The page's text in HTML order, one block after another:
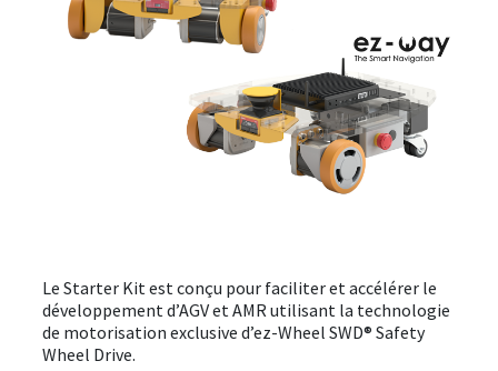
DOWNLOAD
SE CONNECTER
NEWSROOM
Le Starter Kit est conçu pour faciliter et accélérer le
développement d’AGV et AMR utilisant la technologie
de motorisation exclusive d’ez-Wheel SWD® Safety
Wheel Drive.